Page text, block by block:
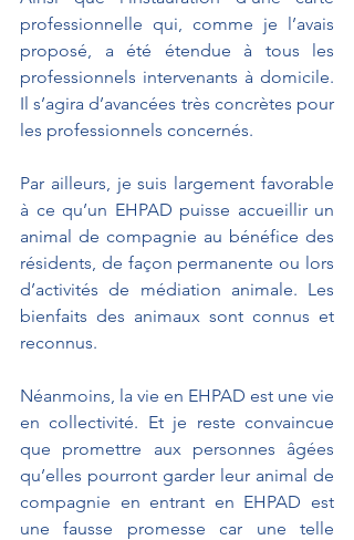
professionnelle qui, comme je l’avais
proposé, a été étendue à tous les
professionnels intervenants à domicile.
Il s’agira d’avancées très concrètes pour
les professionnels concernés.
Par ailleurs, je suis largement favorable
à ce qu’un EHPAD puisse accueillir un
animal de compagnie au bénéfice des
résidents, de façon permanente ou lors
d’activités de médiation animale. Les
bienfaits des animaux sont connus et
reconnus.
Néanmoins, la vie en EHPAD est une vie
en collectivité. Et je reste convaincue
que promettre aux personnes âgées
qu’elles pourront garder leur animal de
compagnie en entrant en EHPAD est
une fausse promesse car une telle